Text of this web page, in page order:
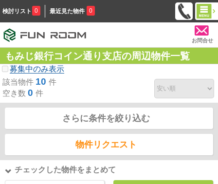
検討リスト 0 最近見た物件 0
お問合せ
もみじ銀行コイン通り支店の周辺物件一覧
募集中のみ表示
該当物件 10 件
空き数 0 件
さらに条件を絞り込む
物件リクエスト
チェックした物件をまとめて